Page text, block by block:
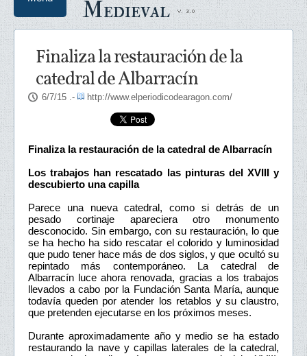
Medieval
Finaliza la restauración de la
catedral de Albarracín
6/7/15 .- http://www.elperiodicodearagon.com/
Finaliza la restauración de la catedral de Albarracín
Los trabajos han rescatado las pinturas del XVIII y
descubierto una capilla
Parece una nueva catedral, como si detrás de un
pesado cortinaje apareciera otro monumento
desconocido. Sin embargo, con su restauración, lo que
se ha hecho ha sido rescatar el colorido y luminosidad
que pudo tener hace más de dos siglos, y que ocultó su
repintado más contemporáneo. La catedral de
Albarracín luce ahora renovada, gracias a los trabajos
llevados a cabo por la Fundación Santa María, aunque
todavía queden por atender los retablos y su claustro,
que pretenden ejecutarse en los próximos meses.
Durante aproximadamente año y medio se ha estado
restaurando la nave y capillas laterales de la catedral,